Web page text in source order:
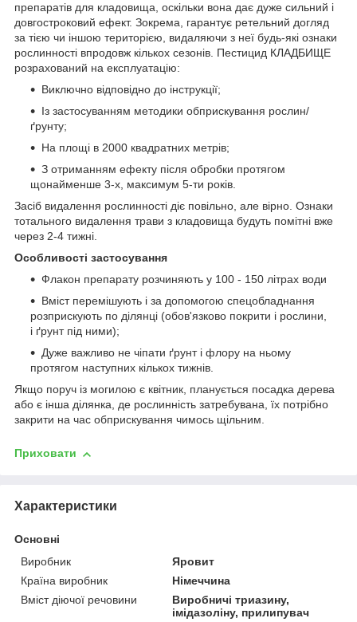
препаратів для кладовища, оскільки вона дає дуже сильний і
довгостроковий ефект. Зокрема, гарантує ретельний догляд
за тією чи іншою територією, видаляючи з неї будь-які ознаки
рослинності впродовж кількох сезонів. Пестицид КЛАДБИЩЕ
розрахований на експлуатацію:
Виключно відповідно до інструкції;
Із застосуванням методики обприскування рослин/
ґрунту;
На площі в 2000 квадратних метрів;
З отриманням ефекту після обробки протягом
щонайменше 3-х, максимум 5-ти років.
Засіб видалення рослинності діє повільно, але вірно. Ознаки
тотального видалення трави з кладовища будуть помітні вже
через 2-4 тижні.
Особливості застосування
Флакон препарату розчиняють у 100 - 150 літрах води
Вміст перемішують і за допомогою спецобладнання
розприскують по ділянці (обов'язково покрити і рослини,
і ґрунт під ними);
Дуже важливо не чіпати ґрунт і флору на ньому
протягом наступних кількох тижнів.
Якщо поруч із могилою є квітник, планується посадка дерева
або є інша ділянка, де рослинність затребувана, їх потрібно
закрити на час обприскування чимось щільним.
Приховати
Характеристики
Основні
Виробник
Яровит
Країна виробник
Німеччина
Вміст діючої речовини
Виробничі триазину,
імідазоліну, прилипувач